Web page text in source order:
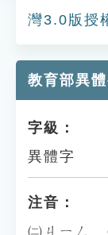
灣3.0版授
教育部異
字級：
異體字
注音：
㈡ㄐㄧㄥ